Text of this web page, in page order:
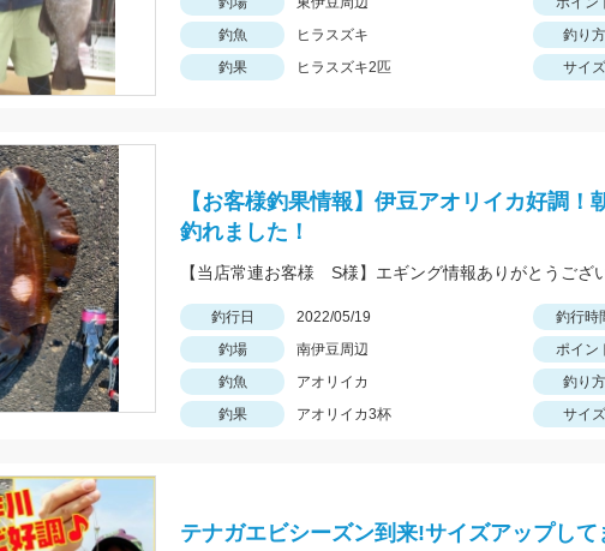
釣魚
ヒラスズキ 釣り方
釣果
ヒラスズキ2匹 サイズ
【お客様釣果情報】伊豆アオリイカ好調
釣れました！
釣行日 2022/05/19 釣行時
釣場
南伊豆周辺
ポイン
釣魚
アオリイカ 釣り方
釣果
アオリイカ3杯 サイズ
テナガエビシーズン到来!サイズアップし